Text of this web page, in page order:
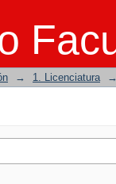
→ 1. Licenciatura